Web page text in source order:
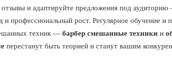
и адаптируйте предложения под
и профессиональный рост. Регулярное обучение и
техник — барбер смешанные техники и
перестанут быть теорией и станут вашим